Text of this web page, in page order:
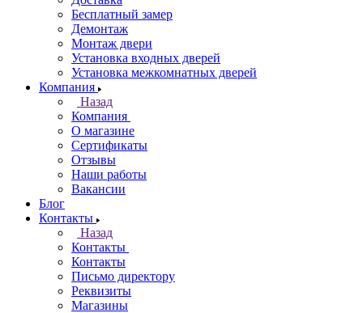
Бесплатный замер
Демонтаж
Монтаж двери
Установка входных дверей
Установка межкомнатных дверей
Компания
Назад
Компания
О магазине
Сертификаты
Отзывы
Наши работы
Вакансии
Блог
Контакты
Назад
Контакты
Контакты
Письмо директору
Реквизиты
Магазины